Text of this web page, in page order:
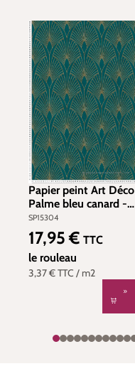
Papier peint Art Déco
Palme bleu canard -
New Walls d'AS
Création | Réf.
SP15304
SP15304
3,37 €TTC / m2
Prix régulier :
17,95 € TTC
le rouleau